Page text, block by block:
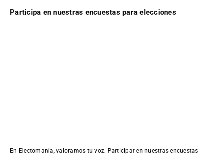
Participa en nuestras encuestas para elecciones
En Electomanía, valoramos tu voz. Participar en nuestras encuestas